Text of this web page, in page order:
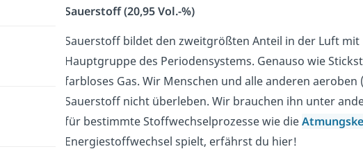
Sauerstoff (20,95 Vol.-%)
Sauerstoff bildet den zweitgrößten Anteil in der Luft
Hauptgruppe des Periodensystems. Genauso wie
farbloses Gas. Wir Menschen und alle anderen
Sauerstoff nicht überleben. Wir brauchen ihn unter
für bestimmte Stoffwechselprozesse wie die
Energiestoffwechsel spielt, erfährst du hier!